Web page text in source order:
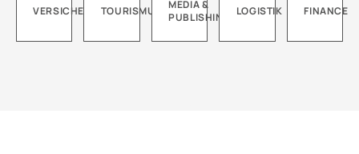
VERSICHERUNGENTOURISMUS
MEDIA &
PUBLISHING
LOGISTIK FINANCE